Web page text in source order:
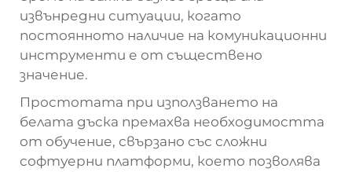
извънредни ситуации, когато
постоянното наличие на комуникационни
инструменти е от съществено
значение.
Простотата при използването на
белата дъска премахва необходимостта
от обучение, свързано със сложни
софтуерни платформи, което позволява